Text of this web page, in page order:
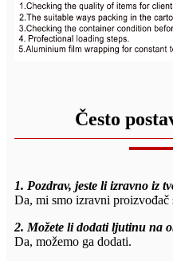
Često
1. Pozdrav, jeste li izravno iz
Da, mi smo izravni proizvođač
2. Možete li dodati ljutinu na
Da, možemo ga dodati.